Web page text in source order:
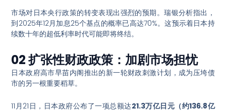
市场对日本央行政策的转变表现出强烈的预期。瑞银分析指出，
到2025年12月加息25个基点的概率已高达70%。这预示着日本持
续数十年的超低利率时代可能即将终结。
02 扩张性财政政策：加剧市场担忧
日本政府高市早苗内阁推出的新一轮财政刺激计划，成为压垮债
市的另一根重要稻草。
11月21日，日本政府公布了一项总额达21.3万亿日元（约136.8亿